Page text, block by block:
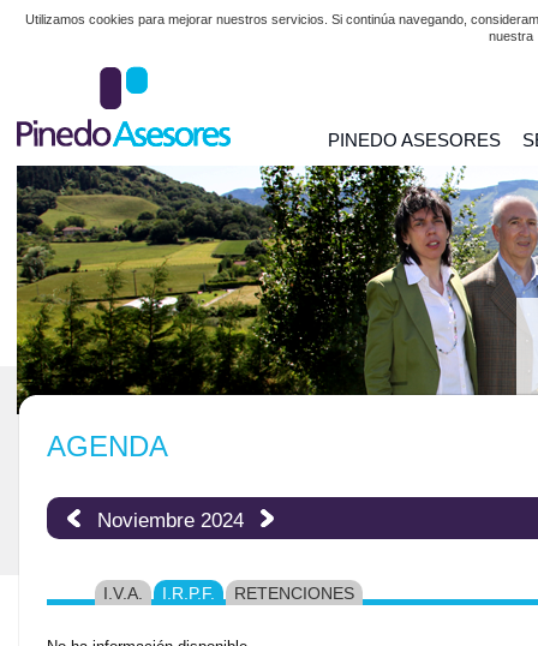
Utilizamos cookies para mejorar nuestros servicios. Si continúa navegando,
nuestra
PINEDO ASESORES
AGENDA
Noviembre 2024
I.V.A. I.R.P.F. RETENCIONES